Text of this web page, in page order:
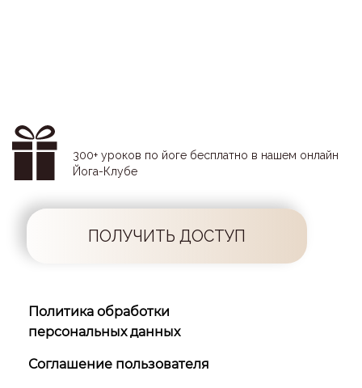
300+ уроков по йоге бесплатно в нашем онлайн
Йога-Клубе
ПОЛУЧИТЬ ДОСТУП
Политика обработки
персональных данных
Соглашение пользователя